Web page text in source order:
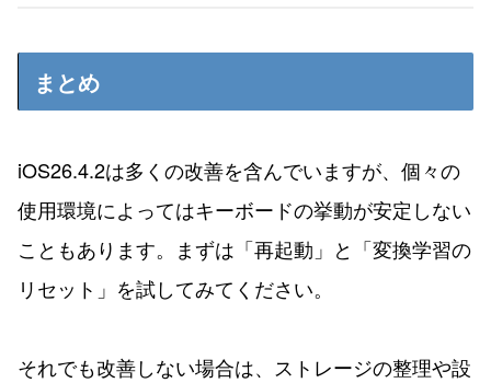
まとめ
iOS26.4.2は多くの改善を含んでいますが、個々の
使用環境によってはキーボードの挙動が安定しない
こともあります。まずは「再起動」と「変換学習の
リセット」を試してみてください。
それでも改善しない場合は、ストレージの整理や設